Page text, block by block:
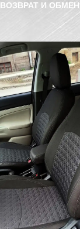
ВОЗВРАТ И ОБМЕН